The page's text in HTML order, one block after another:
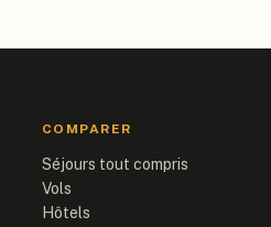
COMPARER
Séjours tout compris
Vols
Hôtels